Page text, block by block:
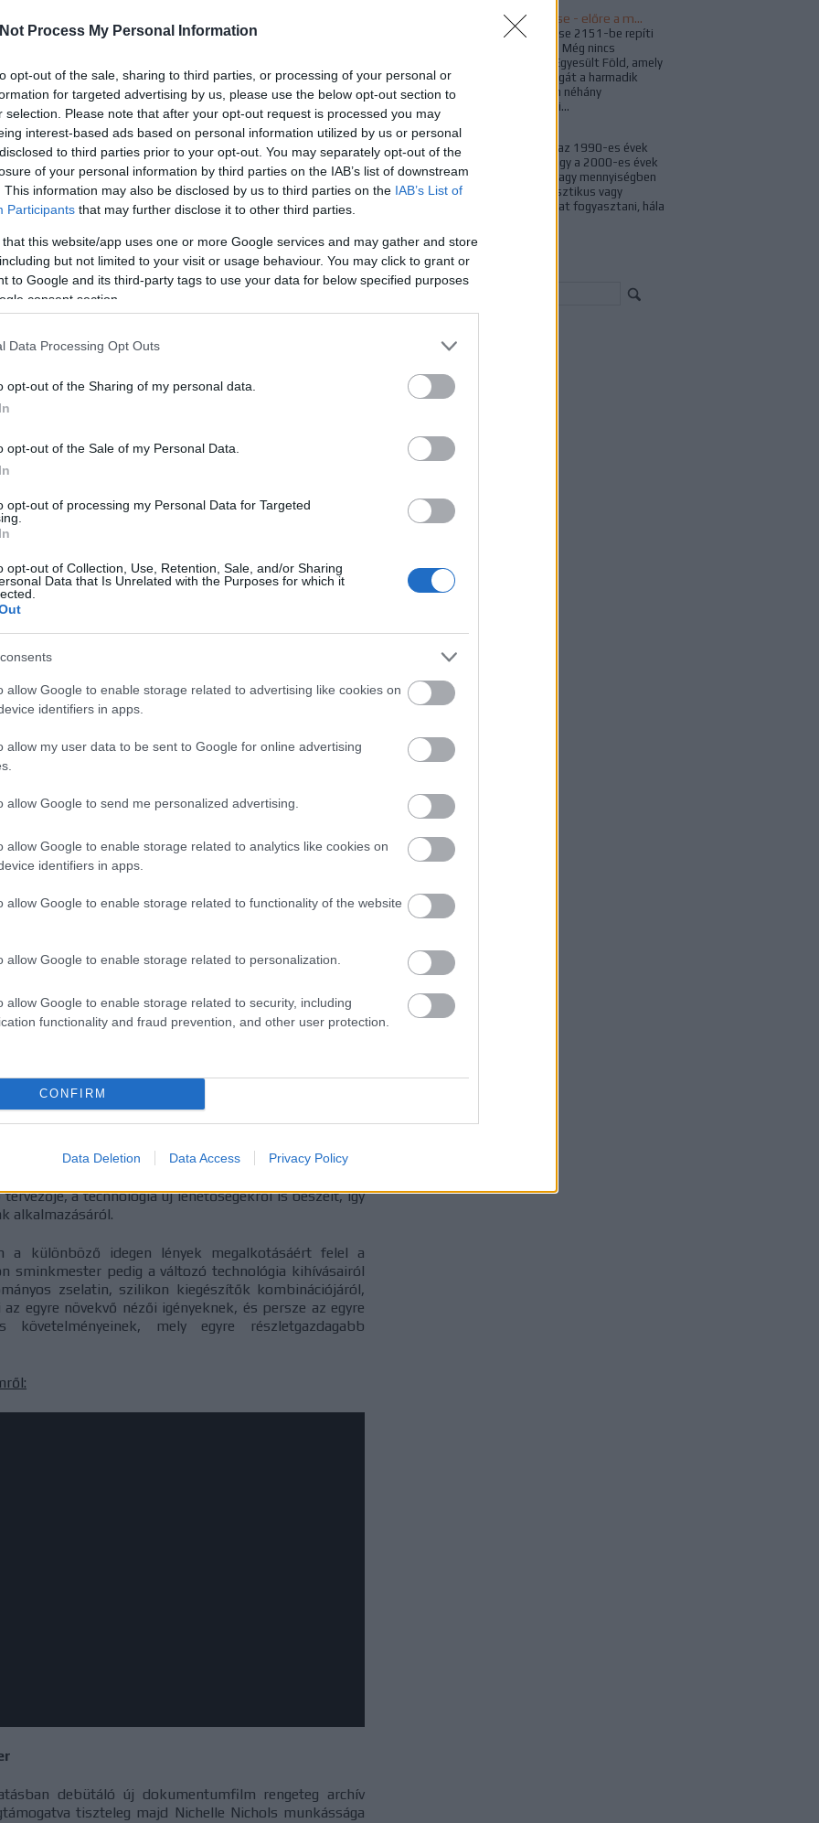
Process My Personal Information
opt-out of the sale, sharing to third parties, or processing of your personal or
for targeted advertising by us, please use the below opt-out section to
selection. Please note that after your opt-out request is processed you may
interest-based ads based on personal information utilized by us or personal
to third parties prior to your opt-out. You may separately opt-out of the
of your personal information by third parties on the IAB’s list of downstream
This information may also be disclosed by us to third parties on the IAB’s List of
Participants that may further disclose it to other third parties.
that this website/app uses one or more Google services and may gather and store
but not limited to your visit or usage behaviour. You may click to grant or
to Google and its third-party tags to use your data for below specified purposes
consent section.
Data Processing Opt Outs
opt-out of the Sharing of my personal data.
opt-out of the Sale of my Personal Data.
opt-out of processing my Personal Data for Targeted
opt-out of Collection, Use, Retention, Sale, and/or Sharing
Data that Is Unrelated with the Purposes for which it
allow Google to enable storage related to advertising like cookies on
identifiers in apps.
allow my user data to be sent to Google for online advertising
allow Google to send me personalized advertising.
allow Google to enable storage related to analytics like cookies on
identifiers in apps.
allow Google to enable storage related to functionality of the website
allow Google to enable storage related to personalization.
allow Google to enable storage related to security, including
functionality and fraud prevention, and other user protection.
CONFIRM
Data Deletion Data Access Privacy Policy
25. évfordulója alkalmából a stáb néhány
hatását idézte fel. Sir Patrick Stewart, Jonathan
a műsorpanel résztvevői. A félórás beszélgetés a DVD
fel a film készítéséről. Megtudtuk, hogyan szerzett
Patrick arról, hogy Frakes lesz a rendező, Alice Krige
meglepődve tapasztalta meg a felvételek során a
eredete is, mely akkoriban, mikor drága
egész más jelentőséggel bírt. Brent Spiner legendás
eredetileg kaszkadőrrel lett rögzítve, ám hiába volt az
a leérkező személy nem egészen Data. A tériszonyos
egyre magasabbra emelve, majd onnan leejtve
teljesített, ám ekkor kiderült, még egy felvétel
volt kénytelen levetnie magát.
mögött
megjelenítése mögött álló szakemberek panelje a
jelmezek, smink, fényképezés világába
és Short Trek sorozatok leleményes
szorosan együttműködve alkotta meg a
dizájnját. Jason Zimmerman a Discovery és a Picard
a technológia új lehetőségekről is beszélt, így
alkalmazásáról.
a különböző idegen lények megalkotásáért felel a
sminkmester pedig a változó technológia kihívásairól
zselatin, szilikon kiegészítők kombinációjáról,
egyre növekvő nézői igényeknek, és persze az egyre
mely egyre részletgazdagabb
debütáló új dokumentumfilm rengeteg archív
tiszteleg majd Nichelle Nichols munkássága
Star Trek: Enterprise - előre a múltba
A Star Trek: Enterprise 2151-be repíti
vissza a rajongókat. Még nincs
Föderáció, csak az Egyesült Föld, amely
már újjáépítette magát a harmadik
világháború óta. Van néhány
naprendszeren kívüli...
Tévés múltidéző
Sokan valószínűleg az 1990-es évek
második felében, vagy a 2000-es évek
elején kezdtünk el nagy mennyiségben
tudományos-fantasztikus vagy
fantasy tévészériákat fogyasztani, hála
Keresés
Archívum
2022 június
2021 szeptember
2021 március
2021 február
2020 december
2020 november
RSS 2.0
bejegyzések
bejegyzések